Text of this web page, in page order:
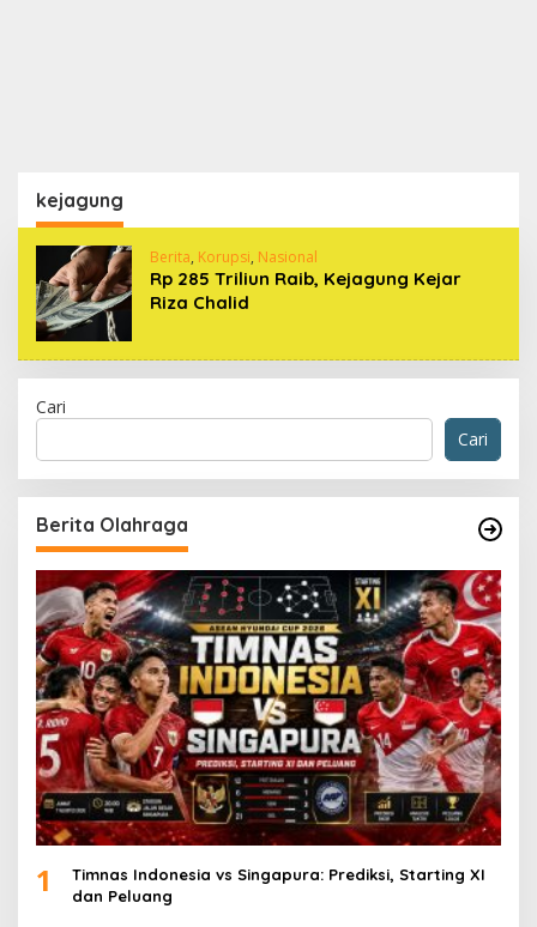
kejagung
Berita, Korupsi, Nasional
Rp 285 Triliun Raib, Kejagung Kejar
Riza Chalid
Cari
Cari
Berita Olahraga
1
Timnas Indonesia vs Singapura: Prediksi, Starting XI
dan Peluang